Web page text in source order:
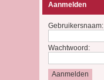
Aanmelden
Gebruikersnaam:
Wachtwoord: